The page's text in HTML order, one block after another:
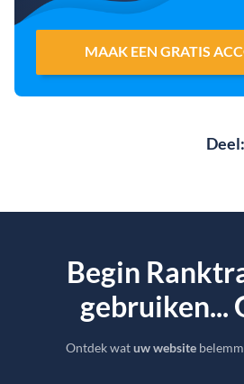
MAAK EEN GRATIS
Deel:
Begin
gebruiken...
Ontdek watuw website